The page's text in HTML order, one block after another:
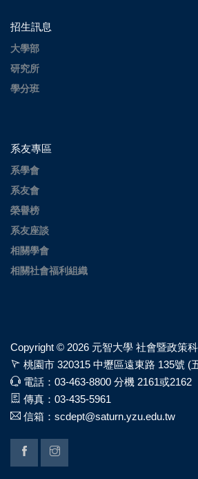
招生訊息
大學部
研究所
學分班
系友專區
系學會
系友會
榮譽榜
系友座談
相關學會
相關社會福利組織
Copyright © 2026 元智大學 社會暨政策
桃園市 320315 中壢區遠東路 135號 (
電話：03-463-8800 分機 2161或2162
傳真：03-435-5961
信箱：scdept@saturn.yzu.edu.tw